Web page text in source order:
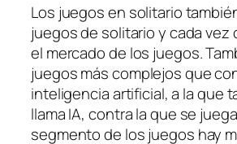
Los juegos en solitario
juegos de solitario y cada vez
el mercado de los juegos.
juegos más complejos que
inteligencia artificial, a la que
llama IA, contra la que se
segmento de los juegos hay